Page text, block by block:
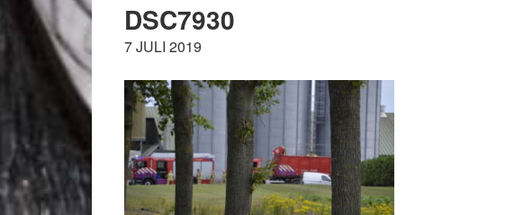
DSC7930
7 JULI 2019